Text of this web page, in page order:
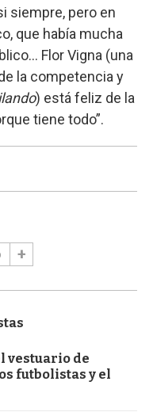
siempre, pero en
que había mucha
Flor Vigna (una
la competencia y
) está feliz de la
tiene todo”.
vestuario de
futbolistas y el